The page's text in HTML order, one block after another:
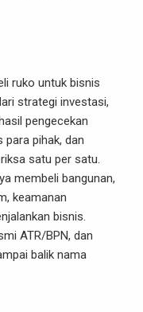
ruko untuk bisnis
strategi investasi,
pengecekan
para pihak, dan
satu per satu.
membeli bangunan,
keamanan
bisnis.
ATR/BPN, dan
balik nama